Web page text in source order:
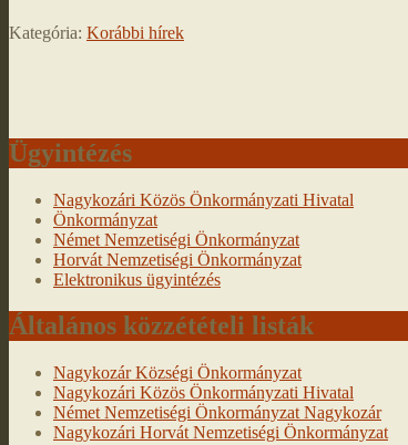
Kategória: Korábbi hírek
Ügyintézés
Nagykozári Közös Önkormányzati Hivatal
Önkormányzat
Német Nemzetiségi Önkormányzat
Horvát Nemzetiségi Önkormányzat
Elektronikus ügyintézés
Általános közzétételi listák
Nagykozár Községi Önkormányzat
Nagykozári Közös Önkormányzati Hivatal
Német Nemzetiségi Önkormányzat Nagykozár
Nagykozári Horvát Nemzetiségi Önkormányzat